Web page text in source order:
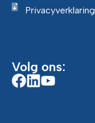
Privacyverklaring
Volg ons: